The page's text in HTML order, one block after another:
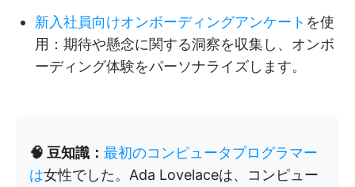
新入社員向けオンボーディングアンケート を使
用： 期待や懸念に関する洞察を収集し、オンボ
ーディング体験をパーソナライズします。
🧠 豆知識： 最初のコンピュータプログラマー
は女性でした。Ada Lovelaceは、コンピュー